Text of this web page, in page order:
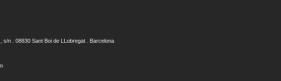
s/n . 08830 Sant Boi de LLobregat . Barcelona